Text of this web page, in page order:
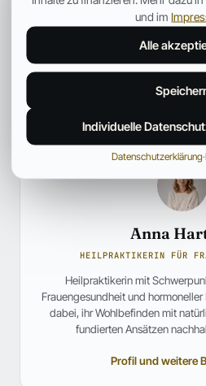
Anna
HEILPRAKTIKERIN FÜR
Heilpraktikerin mit
Frauengesundheit und
dabei, ihr Wohlbefinden mit
fundierten Ansätzen
Profil und weitere
und im
Alle
Individuelle
Datenschutzerklärung·